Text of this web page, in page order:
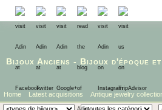
Bijoux Anciens - Bijoux d'époque et
Home Latest acquisitions Antique jewelry